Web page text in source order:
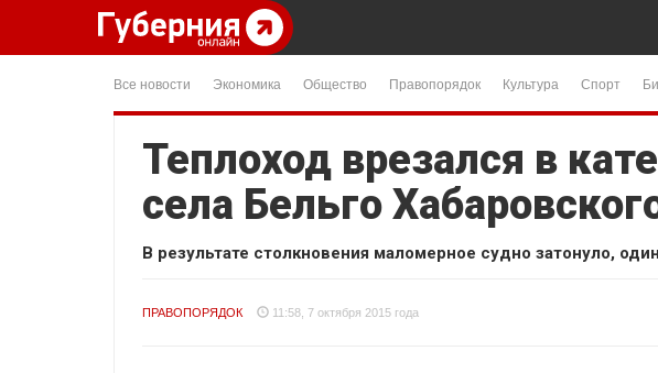
Все новости Экономика Общество Правопорядок Культура Спорт
Теплоход врезался в
села Бельго
В результате столкновения маломерное судно затонуло,
ПРАВОПОРЯДОК 11:58, 7 октября 2015 года